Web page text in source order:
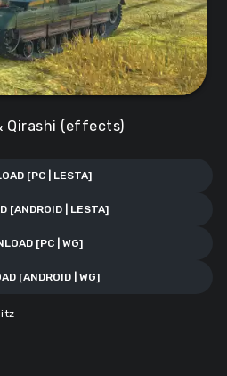
Qirashi (effects)
[PC | LESTA]
[ANDROID | LESTA]
[PC | WG]
[ANDROID | WG]